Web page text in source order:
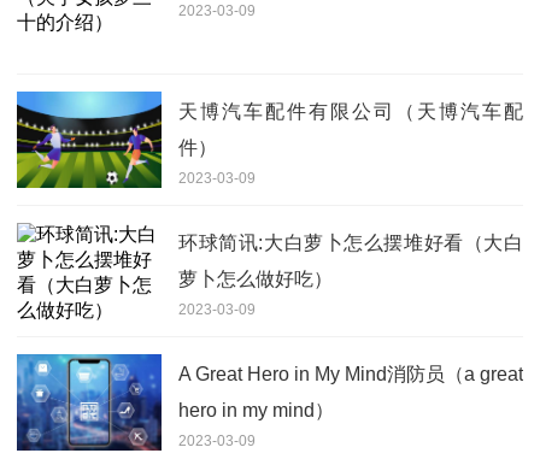
2023-03-09
天博汽车配件有限公司（天博汽车配
件）
2023-03-09
环球简讯:大白萝卜怎么摆堆好看（大白
萝卜怎么做好吃）
2023-03-09
A Great Hero in My Mind消防员（a great
hero in my mind）
2023-03-09